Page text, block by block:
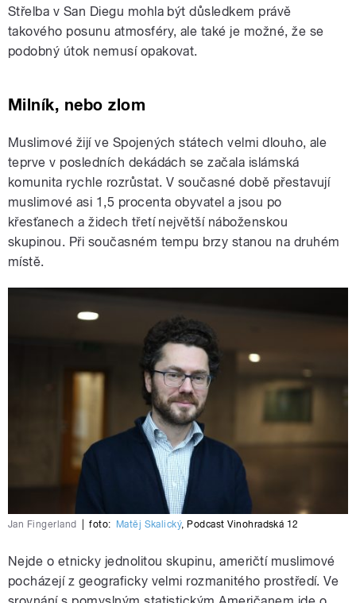
Střelba v San Diegu mohla být důsledkem právě
takového posunu atmosféry, ale také je možné, že se
podobný útok nemusí opakovat.
Milník, nebo zlom
Muslimové žijí ve Spojených státech velmi dlouho, ale
teprve v posledních dekádách se začala islámská
komunita rychle rozrůstat. V současné době přestavují
muslimové asi 1,5 procenta obyvatel a jsou po
křesťanech a židech třetí největší náboženskou
skupinou. Při současném tempu brzy stanou na druhém
místě.
Jan Fingerland foto: Matěj Skalický, Podcast Vinohradská 12
Nejde o etnicky jednolitou skupinu, američtí muslimové
pocházejí z geograficky velmi rozmanitého prostředí. Ve